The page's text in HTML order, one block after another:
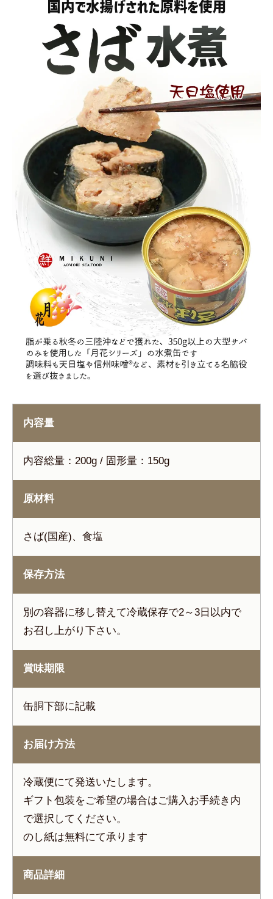
内容量
内容総量：200g / 固形量：150g
原材料
さば(国産)、食塩
保存方法
別の容器に移し替えて冷蔵保存で2～3日以内で
お召し上がり下さい。
賞味期限
缶胴下部に記載
お届け方法
冷蔵便にて発送いたします。
ギフト包装をご希望の場合はご購入お手続き内
で選択してください。
のし紙は無料にて承ります
商品詳細